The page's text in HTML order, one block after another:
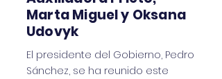
Marta Miguel y Oksana
Udovyk
El presidente del Gobierno, Pedro
Sánchez, se ha reunido este